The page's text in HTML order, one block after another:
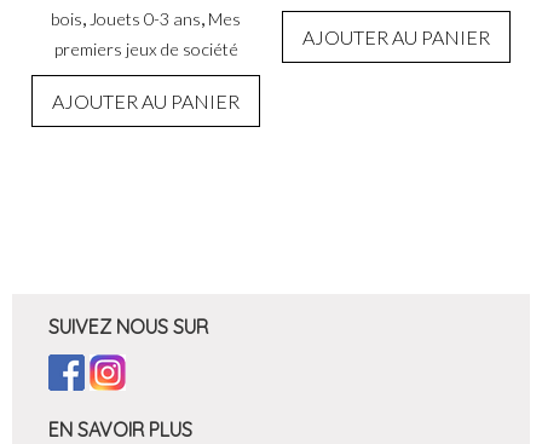
bois Jouets 0-3 ans Mes
premiers jeux de société
AJOUTER AU PANIER
AJOUTER AU PANIER
SUIVEZ NOUS SUR
EN SAVOIR PLUS